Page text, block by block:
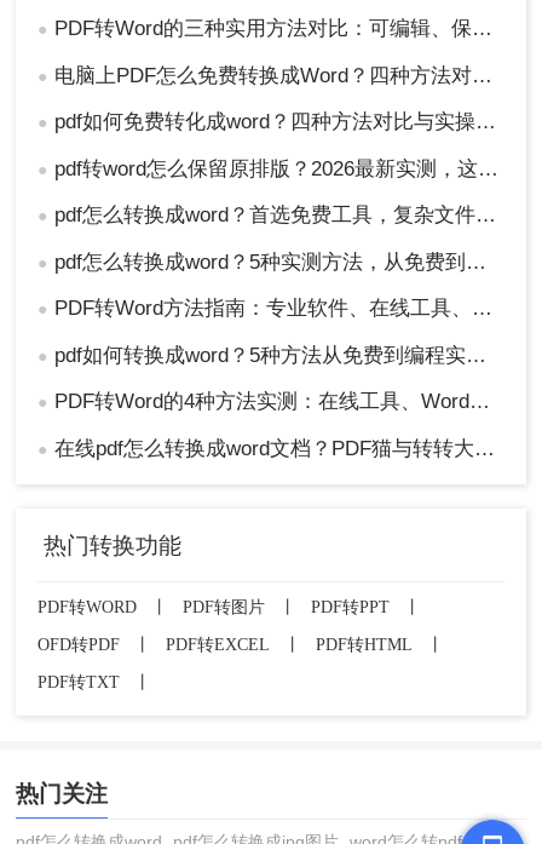
● PDF转Word的三种实用方法对比：可编辑、保格式、避风险！
● 电脑上PDF怎么免费转换成Word？四种方法对比与实操指南（附详细表格）!
● pdf如何免费转化成word？四种方法对比与实操指南（附详细表格）
● pdf转word怎么保留原排版？2026最新实测，这5种方法从免费到专业全搞定！
● pdf怎么转换成word？首选免费工具，复杂文件再上专业软件！
● pdf怎么转换成word？5种实测方法，从免费到专业全攻略！
● PDF转Word方法指南：专业软件、在线工具、Word内置与改后缀名4种方案对比！
● pdf如何转换成word？5种方法从免费到编程实测对比！
● PDF转Word的4种方法实测：在线工具、Word、Adobe与开源软件对比！！
● 在线pdf怎么转换成word文档？PDF猫与转转大师2种在线工具使用指南与功能对比！
热门转换功能
PDF转WORD PDF转图片 PDF转PPT
OFD转PDF
PDF转EXCEL PDF转HTML
PDF转TXT
热门关注